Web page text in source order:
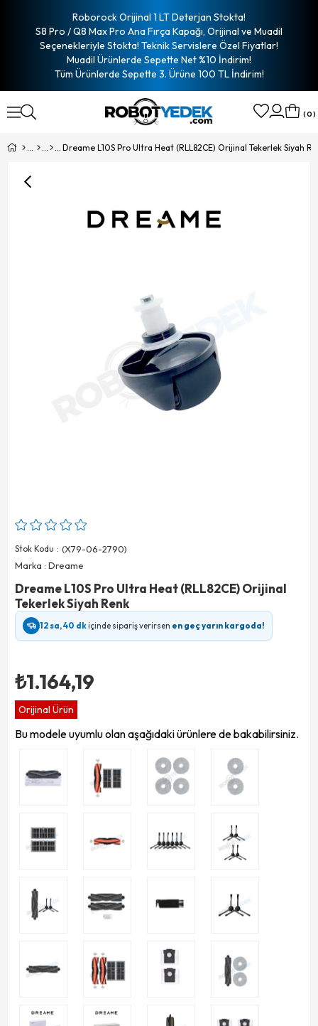
Roborock Orijinal 1 LT Deterjan Stokta!
S8 Pro / Q8 Max Pro Ana Fırça Kapağı, Orijinal ve Muadil
Seçenekleriyle Stokta! Teknik Servislere Özel Fiyatlar!
Muadil Ürünlerde Sepette Net %10 İndirim!
Tüm Ürünlerde Sepette 3. Ürüne 100 TL İndirim!
0
Dreame L10S Pro Ultra Heat (RLL82CE) Orijinal Tekerlek Siyah
Stok Kodu
(X79-06-2790)
Marka : Dreame
Dreame L10S Pro Ultra Heat (RLL82CE) Orijinal
Tekerlek Siyah Renk
12 sa, 40 dkiçinde sipariş verirsen en geç yarın kargoda!
₺1.164,19
Orijinal Ürün
Bu modele uyumlu olan aşağıdaki ürünlere de bakabilirsiniz.